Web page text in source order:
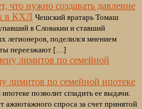
что нужно создавать давление
в КХЛ Чешский вратарь Томаш
в Словакии и ставший
легионеров, поделился мнением
переезжают […]
лимитов по семейной ипотеке
позволит сгладить ее выдачи.
ажиотажного спроса за счет принятой